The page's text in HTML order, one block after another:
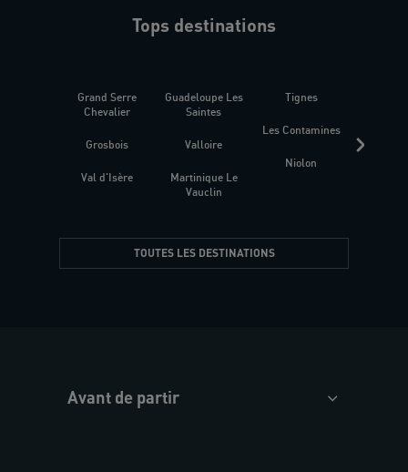
Tops destinations
Grand Serre
Chevalier
Grosbois
Val d'Isère
Guadeloupe Les
Saintes
Valloire
Martinique Le
Vauclin
Tignes
Les Contamines
Niolon
TOUTES LES DESTINATIONS
Avant de partir